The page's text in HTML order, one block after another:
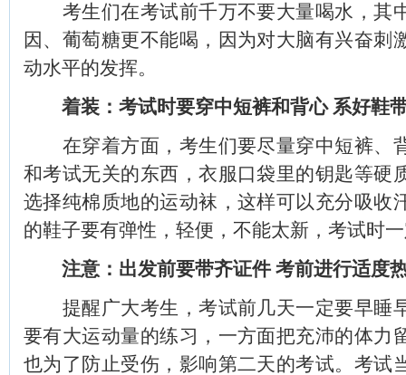
考生们在考试前千万不要大量喝水，其
因、葡萄糖更不能喝，因为对大脑有兴奋刺
动水平的发挥。
着装：考试时要穿中短裤和背心 系好鞋
在穿着方面，考生们要尽量穿中短裤、
和考试无关的东西，衣服口袋里的钥匙等硬
选择纯棉质地的运动袜，这样可以充分吸收
的鞋子要有弹性，轻便，不能太新，考试时
注意：出发前要带齐证件 考前进行适度
提醒广大考生，考试前几天一定要早睡
要有大运动量的练习，一方面把充沛的体力
也为了防止受伤，影响第二天的考试。考试